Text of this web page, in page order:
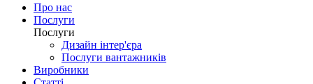
Про нас
Послуги
Послуги
Дизайн інтер'єра
Послуги вантажників
Виробники